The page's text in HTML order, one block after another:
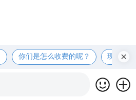
你们是怎么收费的呢？ 现在有